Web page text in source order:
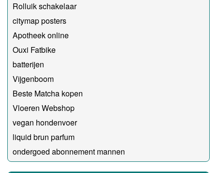
Rolluik schakelaar
citymap posters
Apotheek online
Ouxi Fatbike
batterijen
Vijgenboom
Beste Matcha kopen
Vloeren Webshop
vegan hondenvoer
liquid brun parfum
ondergoed abonnement mannen